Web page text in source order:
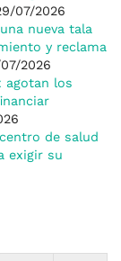
07/2026
nueva tala
y reclama
2026
agotan los
de salud
exigir su